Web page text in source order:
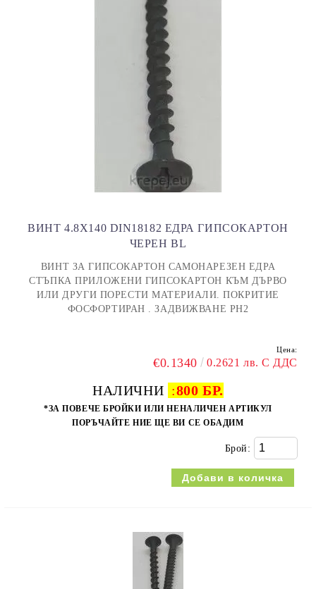
ВИНТ 4.8X140 DIN18182 ЕДРА ГИПСОКАРТОН
ЧЕРЕН BL
ВИНТ ЗА ГИПСОКАРТОН САМОНАРЕЗЕН ЕДРА
СТЪПКА ПРИЛОЖЕНИ ГИПСОКАРТОН КЪМ ДЪРВО
ИЛИ ДРУГИ ПОРЕСТИ МАТЕРИАЛИ. ПОКРИТИЕ
ФОСФОРТИРАН . ЗАДВИЖВАНЕ PH2
Цена:
€0.1340 0.2621 лв. С ДДС
НАЛИЧНИ :800 БР.
*ЗА ПОВЕЧЕ БРОЙКИ ИЛИ НЕНАЛИЧЕН АРТИКУЛ
ПОРЪЧАЙТЕ НИЕ ЩЕ ВИ СЕ ОБАДИМ
Брой: